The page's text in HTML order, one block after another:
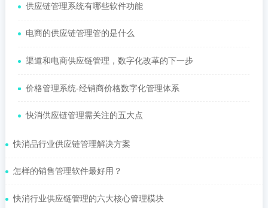
供应链管理系统有哪些软件功能
电商的供应链管理管的是什么
渠道和电商供应链管理，数字化改革的下一步
价格管理系统-经销商价格数字化管理体系
快消供应链管理需关注的五大点
快消品行业供应链管理解决方案
怎样的销售管理软件最好用？
快消行业供应链管理的六大核心管理模块